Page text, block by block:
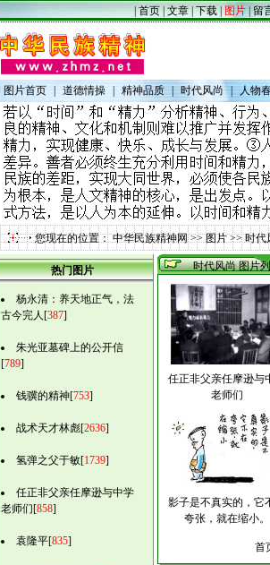
|首页|文章|下载| 图片|留
图片首页 道德情操 精神品质 时代风尚 人物
您现在的位置：中华民族精神网>>图片>>时代
热门图片
杨永清：养天地正气，法
古今完人[387]
朱光亚墓碑上的公开信
[789]
钱骥的精神[753]
战术天才林彪[2636]
氢弹之父于敏[1739]
任正非父亲任摩逊与中学
老师们[858]
袁隆平[835]
时代风尚 图片
任正非父亲任摩逊与
老师们
影子是不真实的，它
夸张，就在缩小。
首